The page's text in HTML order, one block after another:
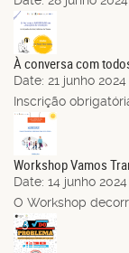
21
Jun.
À conversa com
Date: 21 junho 2024
Inscrição
Jun.
Workshop Vamos
Date: 14 junho 2024
O Workshop
03
Jun.